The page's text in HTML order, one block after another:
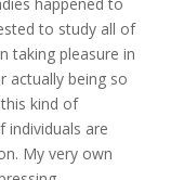
to study all of
taking pleasure in
actually being so
kind of
individuals are
My very own